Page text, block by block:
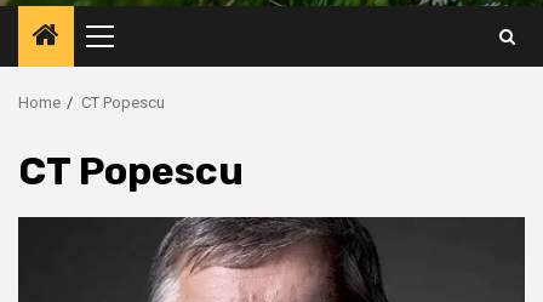
Primary
Menu
Home CT Popescu
CT Popescu